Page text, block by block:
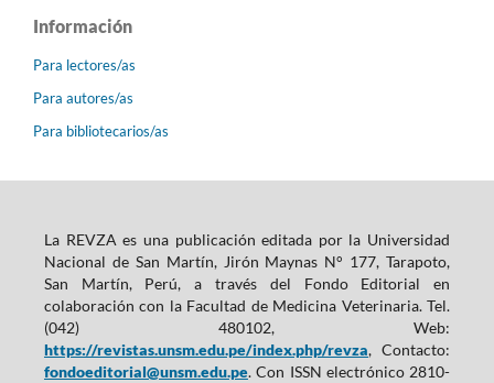
Información
Para lectores/as
Para autores/as
Para bibliotecarios/as
La REVZA es una publicación editada por la Universidad
Nacional de San Martín, Jirón Maynas N° 177, Tarapoto,
San Martín, Perú, a través del Fondo Editorial en
colaboración con la Facultad de Medicina Veterinaria. Tel.
(042) 480102, Web:
https://revistas.unsm.edu.pe/index.php/revza, Contacto:
fondoeditorial@unsm.edu.pe. Con ISSN electrónico 2810-